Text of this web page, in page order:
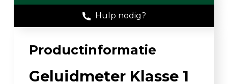
Hulp nodig?
Productinformatie
Geluidmeter Klasse 1